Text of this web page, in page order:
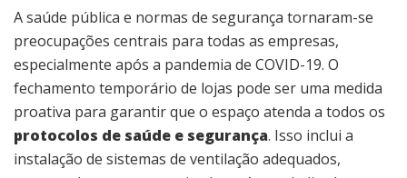
A saúde pública e normas de segurança tornaram-se
preocupações centrais para todas as empresas,
especialmente após a pandemia de COVID-19. O
fechamento temporário de lojas pode ser uma medida
proativa para garantir que o espaço atenda a todos os
protocolos de saúde e segurança. Isso inclui a
instalação de sistemas de ventilação adequados,